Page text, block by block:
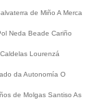
de Miño A Merca
Neda Beade Cariño
Lourenzá
da Autonomía O
de Molgas Santiso As